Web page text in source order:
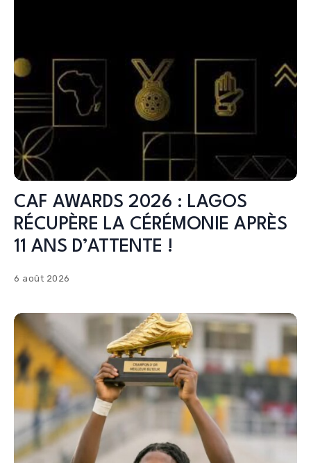
CAF AWARDS 2026 : LAGOS
RÉCUPÈRE LA CÉRÉMONIE APRÈS
11 ANS D’ATTENTE !
6 août 2026